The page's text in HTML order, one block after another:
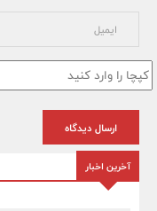
ارسال دیدگاه
آخرین اخبار